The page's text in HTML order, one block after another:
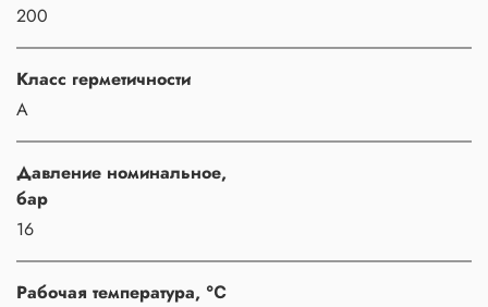
200
Класс герметичности
A
Давление номинальное,
бар
16
Рабочая температура, ℃